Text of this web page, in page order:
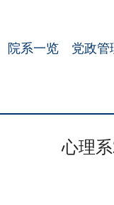
院系一览 党政管
心理